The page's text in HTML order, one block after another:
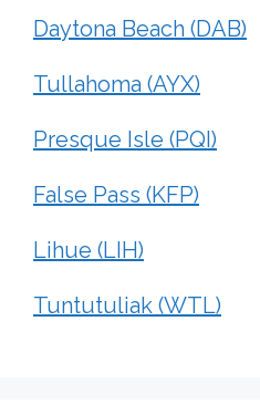
Daytona Beach (DAB)
Tullahoma (AYX)
Presque Isle (PQI)
False Pass (KFP)
Lihue (LIH)
Tuntutuliak (WTL)